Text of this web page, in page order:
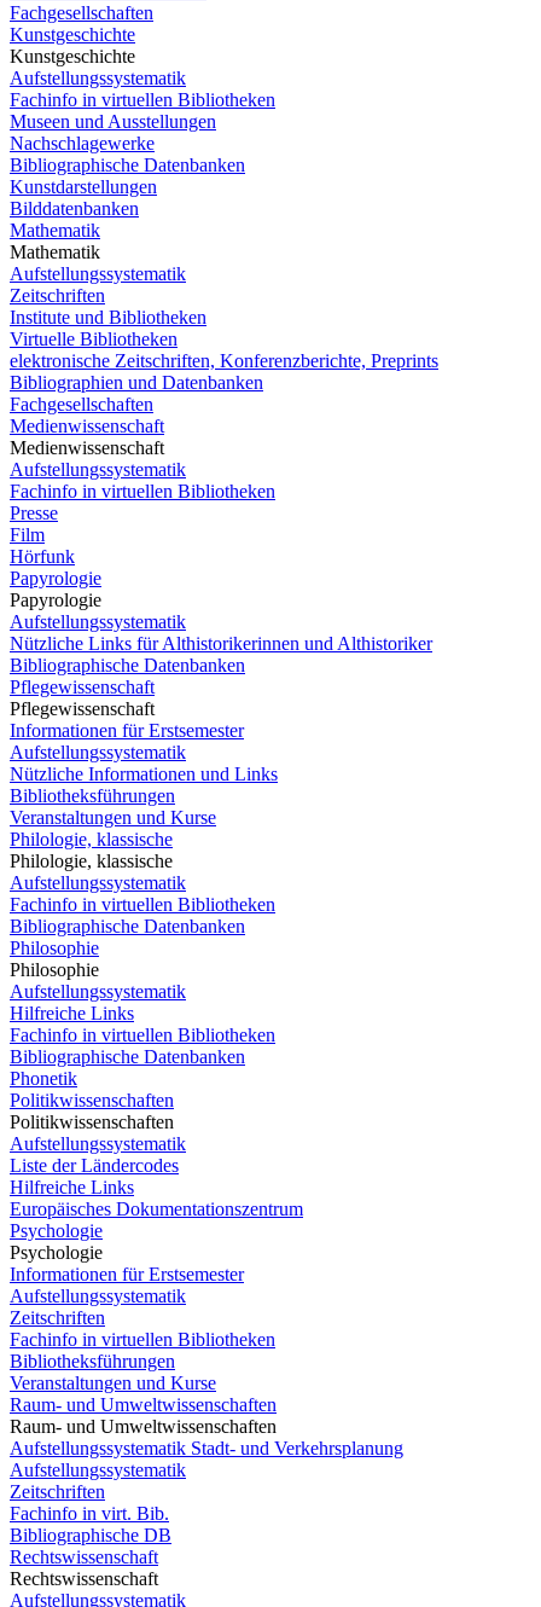
Fachgesellschaften
Kunstgeschichte
Kunstgeschichte
Aufstellungssystematik
Fachinfo in virtuellen Bibliotheken
Museen und Ausstellungen
Nachschlagewerke
Bibliographische Datenbanken
Kunstdarstellungen
Bilddatenbanken
Mathematik
Mathematik
Aufstellungssystematik
Zeitschriften
Institute und Bibliotheken
Virtuelle Bibliotheken
elektronische Zeitschriften, Konferenzberichte, Preprints
Bibliographien und Datenbanken
Fachgesellschaften
Medienwissenschaft
Medienwissenschaft
Aufstellungssystematik
Fachinfo in virtuellen Bibliotheken
Presse
Film
Hörfunk
Papyrologie
Papyrologie
Aufstellungssystematik
Nützliche Links für Althistorikerinnen und Althistoriker
Bibliographische Datenbanken
Pflegewissenschaft
Pflegewissenschaft
Informationen für Erstsemester
Aufstellungssystematik
Nützliche Informationen und Links
Bibliotheksführungen
Veranstaltungen und Kurse
Philologie, klassische
Philologie, klassische
Aufstellungssystematik
Fachinfo in virtuellen Bibliotheken
Bibliographische Datenbanken
Philosophie
Philosophie
Aufstellungssystematik
Hilfreiche Links
Fachinfo in virtuellen Bibliotheken
Bibliographische Datenbanken
Phonetik
Politikwissenschaften
Politikwissenschaften
Aufstellungssystematik
Liste der Ländercodes
Hilfreiche Links
Europäisches Dokumentationszentrum
Psychologie
Psychologie
Informationen für Erstsemester
Aufstellungssystematik
Zeitschriften
Fachinfo in virtuellen Bibliotheken
Bibliotheksführungen
Veranstaltungen und Kurse
Raum- und Umweltwissenschaften
Raum- und Umweltwissenschaften
Aufstellungssystematik Stadt- und Verkehrsplanung
Aufstellungssystematik
Zeitschriften
Fachinfo in virt. Bib.
Bibliographische DB
Rechtswissenschaft
Rechtswissenschaft
Aufstellungssystematik